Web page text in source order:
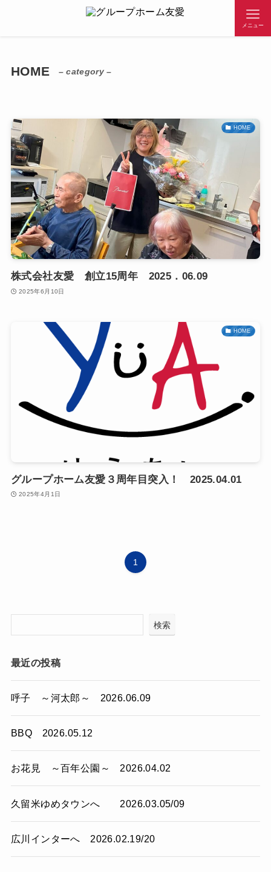
メニュー
HOME – category –
HOME
株式会社友愛 創立15周年 2025．06.09
2025年6月10日
HOME
グループホーム友愛３周年目突入！ 2025.04.01
2025年4月1日
1
検索
最近の投稿
呼子 ～河太郎～ 2026.06.09
BBQ 2026.05.12
お花見 ～百年公園～ 2026.04.02
久留米ゆめタウンへ 2026.03.05/09
広川インターへ 2026.02.19/20